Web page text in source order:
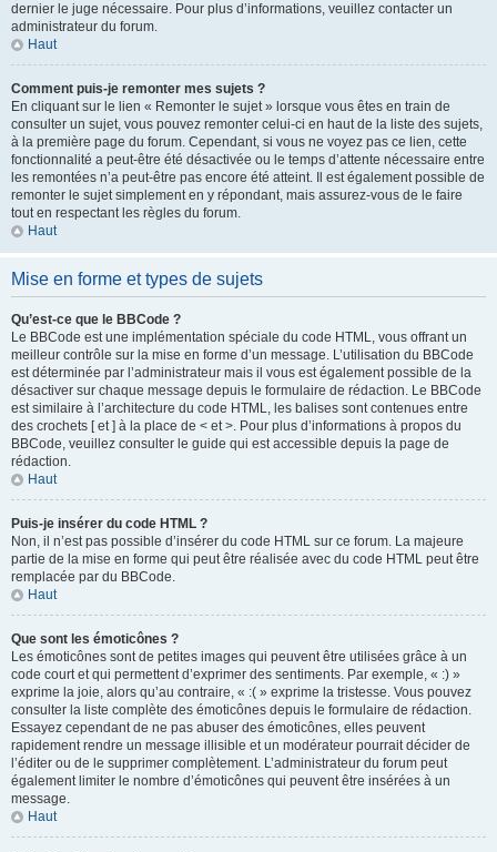
dernier le juge nécessaire. Pour plus d’informations, veuillez contacter un
administrateur du forum.
Haut
Comment puis-je remonter mes sujets ?
En cliquant sur le lien « Remonter le sujet » lorsque vous êtes en train de
consulter un sujet, vous pouvez remonter celui-ci en haut de la liste des sujets,
à la première page du forum. Cependant, si vous ne voyez pas ce lien, cette
fonctionnalité a peut-être été désactivée ou le temps d’attente nécessaire entre
les remontées n’a peut-être pas encore été atteint. Il est également possible de
remonter le sujet simplement en y répondant, mais assurez-vous de le faire
tout en respectant les règles du forum.
Haut
Mise en forme et types de sujets
Qu’est-ce que le BBCode ?
Le BBCode est une implémentation spéciale du code HTML, vous offrant un
meilleur contrôle sur la mise en forme d’un message. L’utilisation du BBCode
est déterminée par l’administrateur mais il vous est également possible de la
désactiver sur chaque message depuis le formulaire de rédaction. Le BBCode
est similaire à l’architecture du code HTML, les balises sont contenues entre
des crochets [ et ] à la place de < et >. Pour plus d’informations à propos du
BBCode, veuillez consulter le guide qui est accessible depuis la page de
rédaction.
Haut
Puis-je insérer du code HTML ?
Non, il n’est pas possible d’insérer du code HTML sur ce forum. La majeure
partie de la mise en forme qui peut être réalisée avec du code HTML peut être
remplacée par du BBCode.
Haut
Que sont les émoticônes ?
Les émoticônes sont de petites images qui peuvent être utilisées grâce à un
code court et qui permettent d’exprimer des sentiments. Par exemple, « :) »
exprime la joie, alors qu’au contraire, « :( » exprime la tristesse. Vous pouvez
consulter la liste complète des émoticônes depuis le formulaire de rédaction.
Essayez cependant de ne pas abuser des émoticônes, elles peuvent
rapidement rendre un message illisible et un modérateur pourrait décider de
l’éditer ou de le supprimer complètement. L’administrateur du forum peut
également limiter le nombre d’émoticônes qui peuvent être insérées à un
message.
Haut